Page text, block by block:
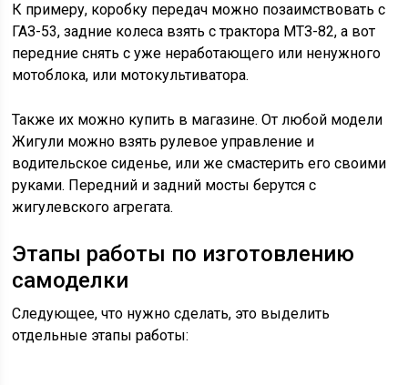
К примеру, коробку передач можно позаимствовать с
ГАЗ-53, задние колеса взять с трактора МТЗ-82, а вот
передние снять с уже неработающего или ненужного
мотоблока, или мотокультиватора.
Также их можно купить в магазине. От любой модели
Жигули можно взять рулевое управление и
водительское сиденье, или же смастерить его своими
руками. Передний и задний мосты берутся с
жигулевского агрегата.
Этапы работы по изготовлению
самоделки
Следующее, что нужно сделать, это выделить
отдельные этапы работы: